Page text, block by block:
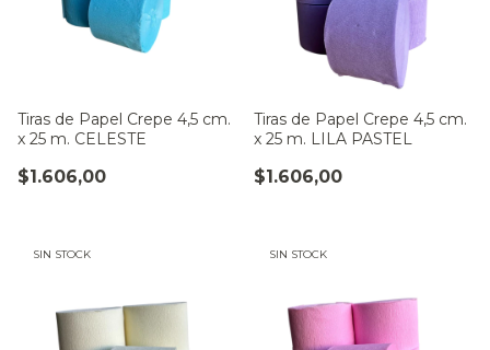
Tiras de Papel Crepe 4,5 cm.
x 25 m. CELESTE
$1.606,00
Tiras de Papel Crepe 4,5 cm.
x 25 m. LILA PASTEL
$1.606,00
SIN STOCK SIN STOCK